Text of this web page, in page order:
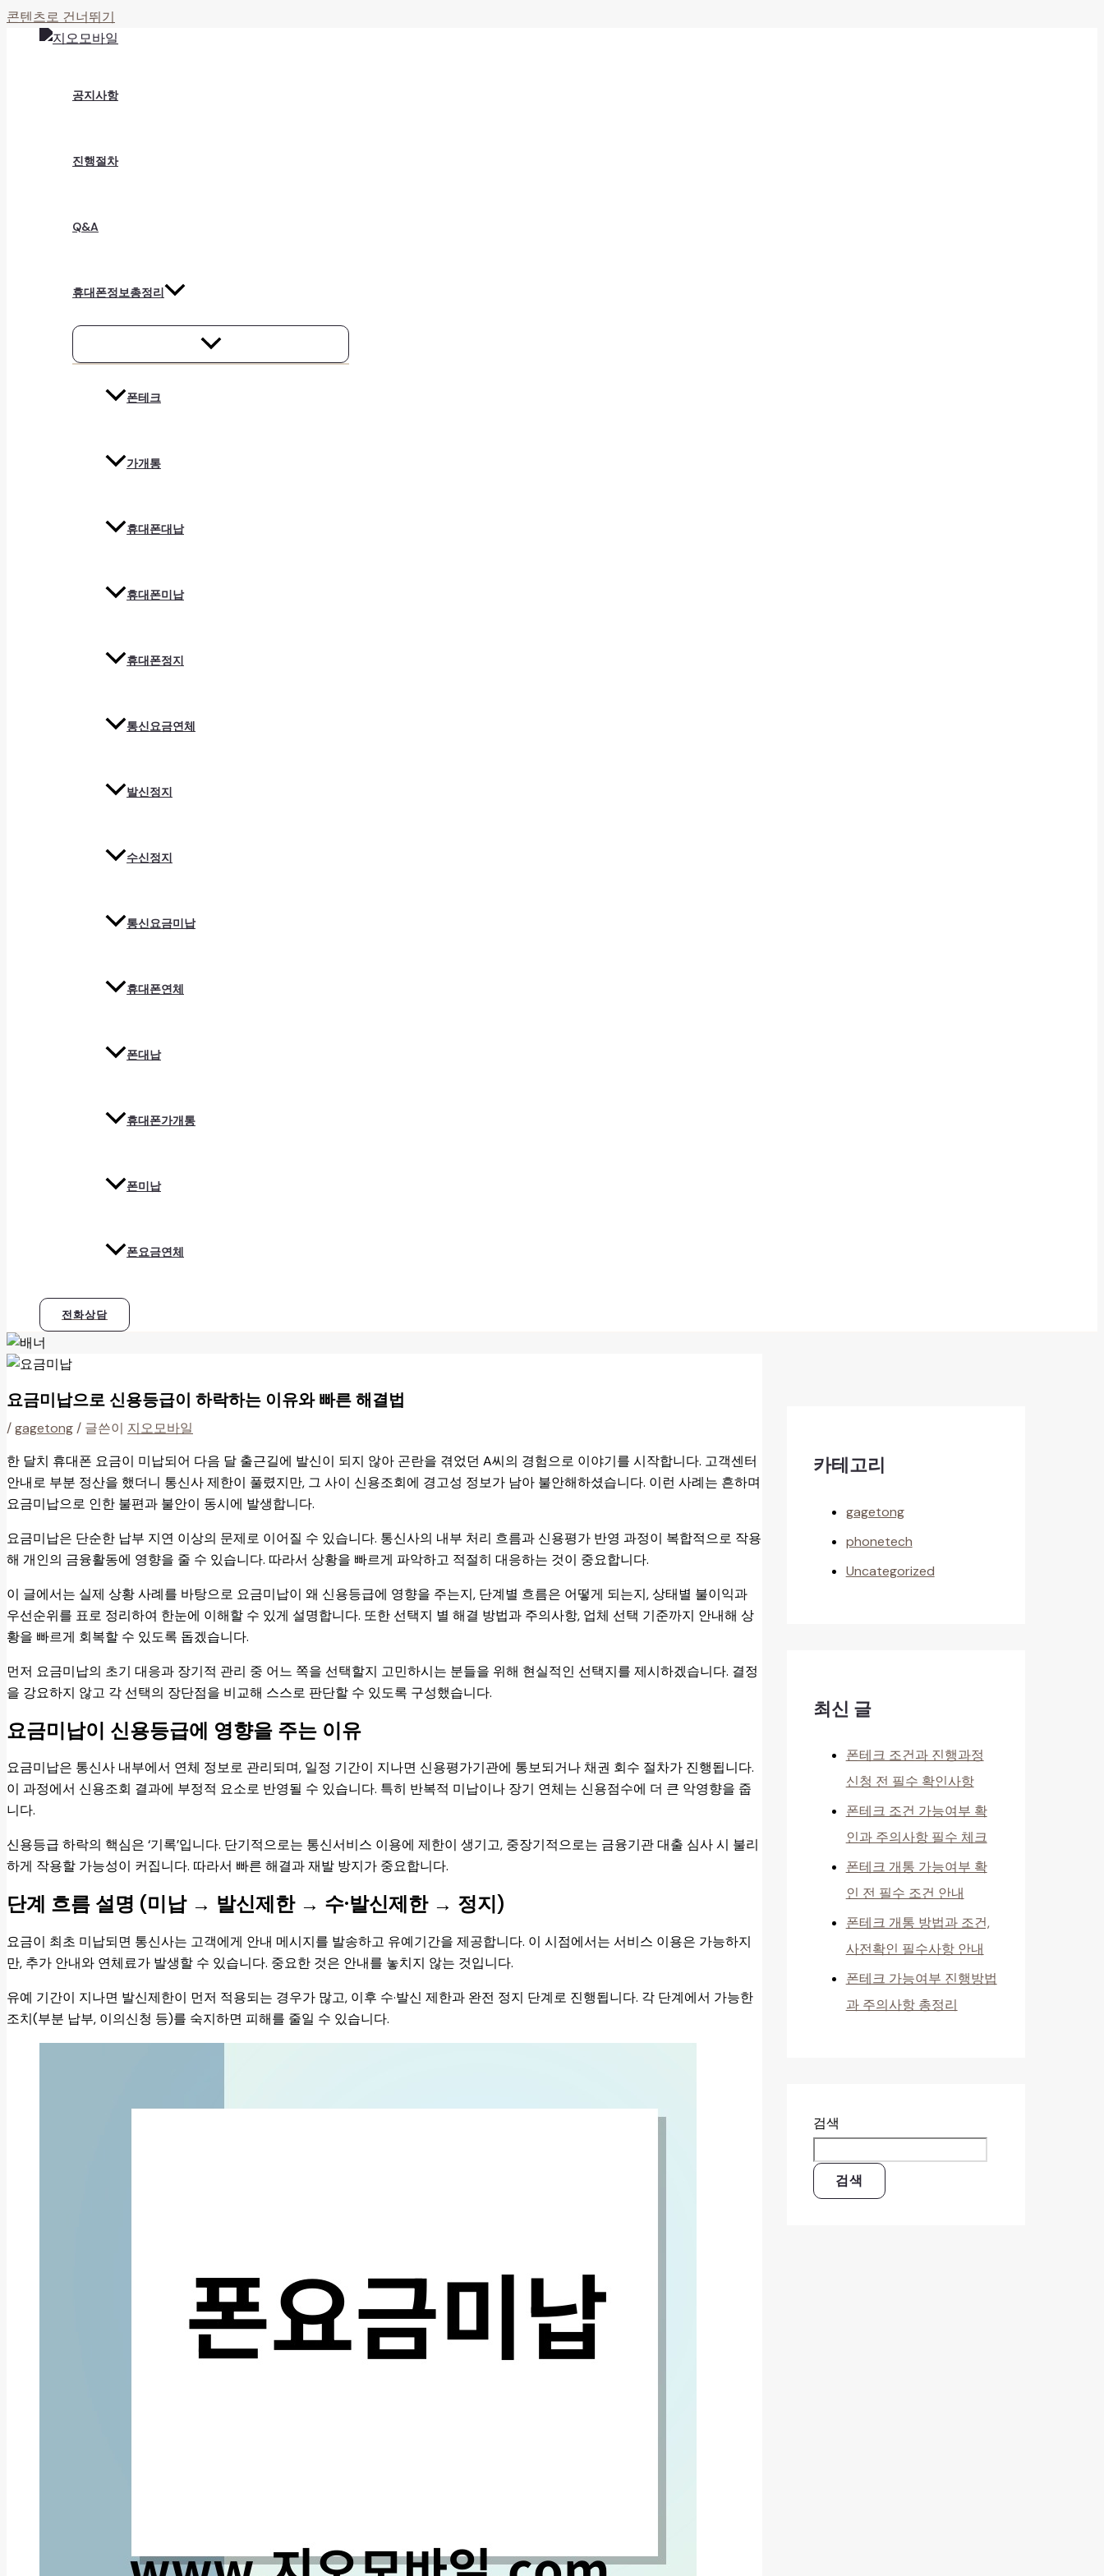
콘텐츠로 건너뛰기
공지사항
진행절차
Q&A
휴대폰정보총정리
폰테크
가개통
휴대폰대납
휴대폰미납
휴대폰정지
통신요금연체
발신정지
수신정지
통신요금미납
휴대폰연체
폰대납
휴대폰가개통
폰미납
폰요금연체
전화상담
요금미납으로 신용등급이 하락하는 이유와 빠른 해결법
/gagetong / 글쓴이 지오모바일
한 달치 휴대폰 요금이 미납되어 다음 달 출근길에 발신이 되지 않아 곤란을 겪었던 A씨의 경험으로 이야기를 시작합니다. 고객센터
안내로 부분 정산을 했더니 통신사 제한이 풀렸지만, 그 사이 신용조회에 경고성 정보가 남아 불안해하셨습니다. 이런 사례는 흔하며
요금미납으로 인한 불편과 불안이 동시에 발생합니다.
요금미납은 단순한 납부 지연 이상의 문제로 이어질 수 있습니다. 통신사의 내부 처리 흐름과 신용평가 반영 과정이 복합적으로 작용
해 개인의 금융활동에 영향을 줄 수 있습니다. 따라서 상황을 빠르게 파악하고 적절히 대응하는 것이 중요합니다.
이 글에서는 실제 상황 사례를 바탕으로 요금미납이 왜 신용등급에 영향을 주는지, 단계별 흐름은 어떻게 되는지, 상태별 불이익과
우선순위를 표로 정리하여 한눈에 이해할 수 있게 설명합니다. 또한 선택지 별 해결 방법과 주의사항, 업체 선택 기준까지 안내해 상
황을 빠르게 회복할 수 있도록 돕겠습니다.
먼저 요금미납의 초기 대응과 장기적 관리 중 어느 쪽을 선택할지 고민하시는 분들을 위해 현실적인 선택지를 제시하겠습니다. 결정
을 강요하지 않고 각 선택의 장단점을 비교해 스스로 판단할 수 있도록 구성했습니다.
요금미납이 신용등급에 영향을 주는 이유
요금미납은 통신사 내부에서 연체 정보로 관리되며, 일정 기간이 지나면 신용평가기관에 통보되거나 채권 회수 절차가 진행됩니다.
이 과정에서 신용조회 결과에 부정적 요소로 반영될 수 있습니다. 특히 반복적 미납이나 장기 연체는 신용점수에 더 큰 악영향을 줍
니다.
신용등급 하락의 핵심은 ‘기록’입니다. 단기적으로는 통신서비스 이용에 제한이 생기고, 중장기적으로는 금융기관 대출 심사 시 불리
하게 작용할 가능성이 커집니다. 따라서 빠른 해결과 재발 방지가 중요합니다.
단계 흐름 설명 (미납 → 발신제한 → 수·발신제한 → 정지)
요금이 최초 미납되면 통신사는 고객에게 안내 메시지를 발송하고 유예기간을 제공합니다. 이 시점에서는 서비스 이용은 가능하지
만, 추가 안내와 연체료가 발생할 수 있습니다. 중요한 것은 안내를 놓치지 않는 것입니다.
유예 기간이 지나면 발신제한이 먼저 적용되는 경우가 많고, 이후 수·발신 제한과 완전 정지 단계로 진행됩니다. 각 단계에서 가능한
조치(부분 납부, 이의신청 등)를 숙지하면 피해를 줄일 수 있습니다.
카테고리
gagetong
phonetech
Uncategorized
최신 글
폰테크 조건과 진행과정
신청 전 필수 확인사항
폰테크 조건 가능여부 확
인과 주의사항 필수 체크
폰테크 개통 가능여부 확
인 전 필수 조건 안내
폰테크 개통 방법과 조건,
사전확인 필수사항 안내
폰테크 가능여부 진행방법
과 주의사항 총정리
검색
검색